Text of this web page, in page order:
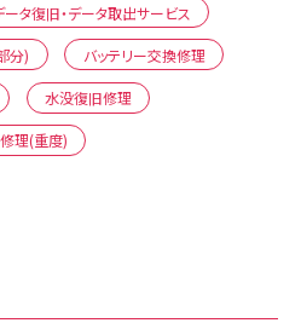
ータ復旧・データ取出サービス
分) バッテリー交換修理
水没復旧修理
理(重度)